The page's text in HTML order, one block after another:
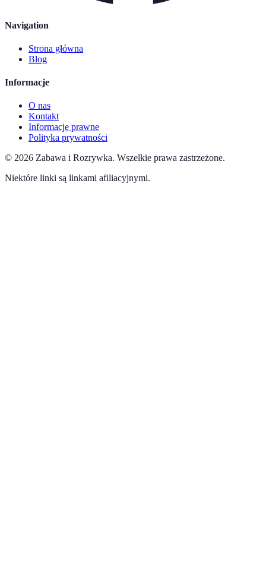
Navigation
Strona główna
Blog
Informacje
O nas
Kontakt
Informacje prawne
Polityka prywatności
© 2026 Zabawa i Rozrywka. Wszelkie prawa zastrzeżone.
Niektóre linki są linkami afiliacyjnymi.